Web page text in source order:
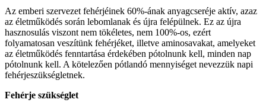
Az emberi szervezet fehérjéinek 60%-ának anyagcseréje aktív, azaz
az életműködés során lebomlanak és újra felépülnek. Ez az újra
hasznosulás viszont nem tökéletes, nem 100%-os, ezért
folyamatosan veszítünk fehérjéket, illetve aminosavakat, amelyeket
az életműködés fenntartása érdekében pótolnunk kell, minden nap
pótolnunk kell. A kötelezően pótlandó mennyiséget nevezzük napi
fehérjeszükségletnek.
Fehérje szükséglet